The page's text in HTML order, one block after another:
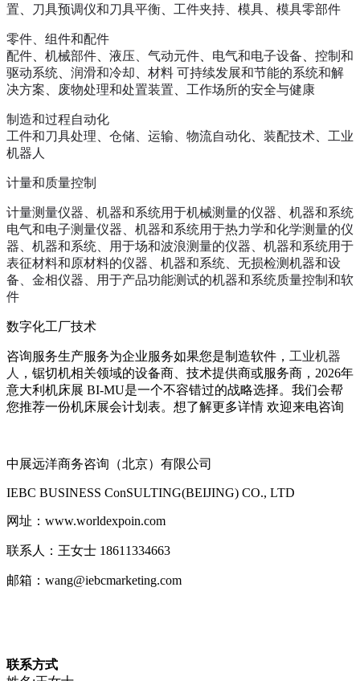
置
刀具预调仪和刀具平衡 工件夹持 模具 模具零部件
零件、组件和配件
配件
机械部件 液压、气动元件 电气和电子设备
控制和
驱动系统
润滑和冷却 材料 可持续发展和节能的系统和解
决方案
废物处理和处置装置 工作场所的安全与健康
制造和过程自动化
工件和刀具处理
仓储、运输、物流自动化 装配技术
工业
机器人
计量和质量控制
计量测量仪器、机器和系统用于机械测量的仪器、机器和系统
电气和电子测量仪器、机器和系统用于热力学和化学测量的仪
器、机器和系统、用于场和波浪测量的仪器、机器和系统用于
表征材料和原材料的仪器、机器和系统、无损检测机器和设
备、金相仪器、用于产品功能测试的机器和系统质量控制和软
件
数字化工厂技术
咨询服务生产服务为企业服务如果您是制造软件 ， 工业机器
人
， 锯切机相关领域的设备商、技术提供商或服务商， 2026年
意大利机床展 BI-MU是一个不容错过的战略选择。 我们会帮
您推荐一份机床展会计划 表。 想了解更多详情 欢迎来电咨询
中展远洋商务咨询（北京）有限公司
IEBC BUSINESS ConSULTING(BEIJING) CO., LTD
网址 ： www.worldexpoin.com
联系人：王女士 18611334663
邮箱： wang@iebcmarketing.com
联系方式